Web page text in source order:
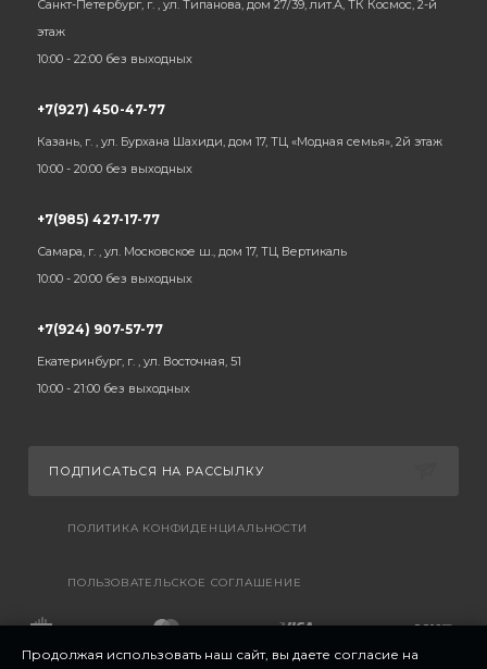
Санкт-Петербург, г. , ул. Типанова, дом 27/39, лит.А, ТК Космос, 2-й
этаж
10:00 - 22:00 без выходных
+7(927) 450-47-77
Казань, г. , ул. Бурхана Шахиди, дом 17, ТЦ «Модная семья», 2й этаж
10:00 - 20:00 без выходных
+7(985) 427-17-77
Самара, г. , ул. Московское ш., дом 17, ТЦ Вертикаль
10:00 - 20:00 без выходных
+7(924) 907-57-77
Екатеринбург, г. , ул. Восточная, 51
10:00 - 21:00 без выходных
ПОДПИСАТЬСЯ НА РАССЫЛКУ
ПОЛИТИКА КОНФИДЕНЦИАЛЬНОСТИ
ПОЛЬЗОВАТЕЛЬСКОЕ СОГЛАШЕНИЕ
Продолжая использовать наш сайт, вы даете согласие на